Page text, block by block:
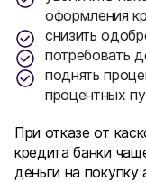
оформления
снизить
потребовать
поднять
процентных
При отказе от
кредита банки
деньги на